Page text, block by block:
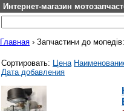
Интернет-магазин
Главная › Запчастини до
Сортировать: Цена
Дата добавления